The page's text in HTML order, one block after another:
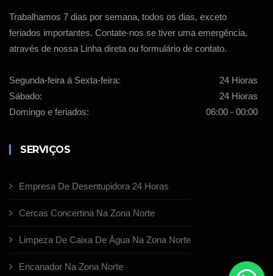
Trabalhamos 7 dias por semana, todos os dias, exceto
feriados importantes. Contate-nos se tiver uma emergência,
através de nossa Linha direta ou formulário de contato.
Segunda-feira á Sexta-feira:
24 Hioras
Sábado:
24 Hioras
Domingo e feriados:
06:00 - 00:00
SERVIÇOS
Empresa De Desentupidora 24 Horas
Cercas Concertina Na Zona Norte
Limpeza De Caixa De Água Na Zona Norte
Encanador Na Zona Norte